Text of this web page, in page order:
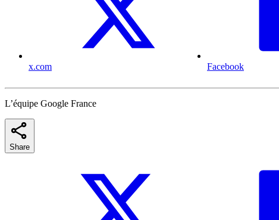
x.com Facebook
L’équipe Google France
Share